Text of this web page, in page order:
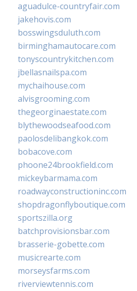
aguadulce-countryfair.com
jakehovis.com
bosswingsduluth.com
birminghamautocare.com
tonyscountrykitchen.com
jbellasnailspa.com
mychaihouse.com
alvisgrooming.com
thegeorginaestate.com
blythewoodseafood.com
paolosdelibangkok.com
bobacove.com
phoone24brookfield.com
mickeybarmama.com
roadwayconstructioninc.com
shopdragonflyboutique.com
sportszilla.org
batchprovisionsbar.com
brasserie-gobette.com
musicrearte.com
morseysfarms.com
riverviewtennis.com